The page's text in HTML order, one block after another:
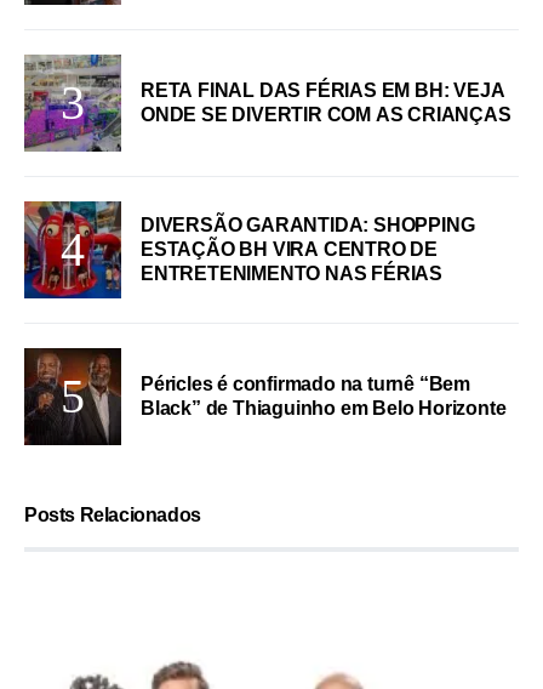
RETA FINAL DAS FÉRIAS EM BH: VEJA
ONDE SE DIVERTIR COM AS CRIANÇAS
DIVERSÃO GARANTIDA: SHOPPING
ESTAÇÃO BH VIRA CENTRO DE
ENTRETENIMENTO NAS FÉRIAS
Péricles é confirmado na turnê “Bem
Black” de Thiaguinho em Belo Horizonte
Posts Relacionados